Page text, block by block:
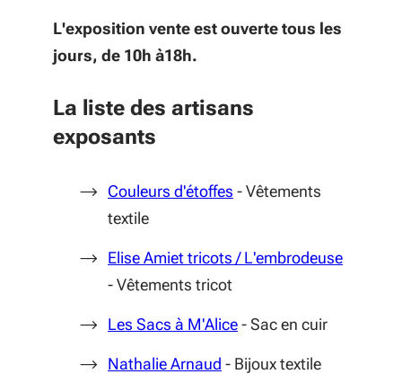
L'exposition vente est ouvertetous les
jours, de 10h à18h.
La liste des artisans
exposants
Couleurs d'étoffes (S'ouvre dans une
- Vêtements
textile
Elise Amiet tricots / L'embrodeuse
- Vêtements tricot
Les Sacs à M'Alice(S'ouvre dans une
- Sac en cuir
Nathalie Arnaud (S'ouvre dans une
- Bijoux textile